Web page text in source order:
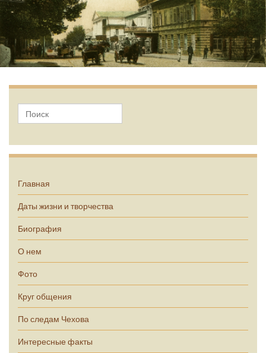
Главная
Даты жизни и творчества
Биография
О нем
Фото
Круг общения
По следам Чехова
Интересные факты